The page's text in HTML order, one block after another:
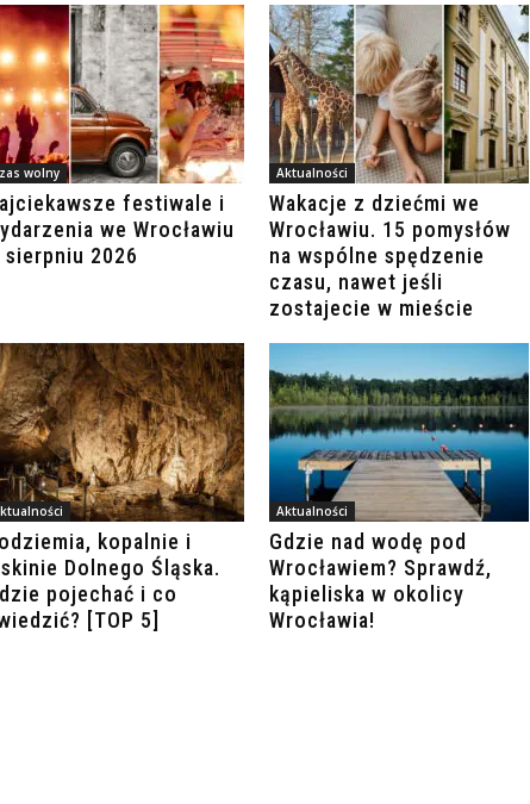
wolny
festiwale i
we Wrocławiu
sierpniu 2026
Aktualności
Wakacje z dziećmi we
Wrocławiu. 15 pomysłów
na wspólne spędzenie
czasu, nawet jeśli
zostajecie w mieście
kopalnie i
Dolnego Śląska.
pojechać i co
[TOP 5]
Aktualności
Gdzie nad wodę pod
Wrocławiem? Sprawdź,
kąpieliska w okolicy
Wrocławia!